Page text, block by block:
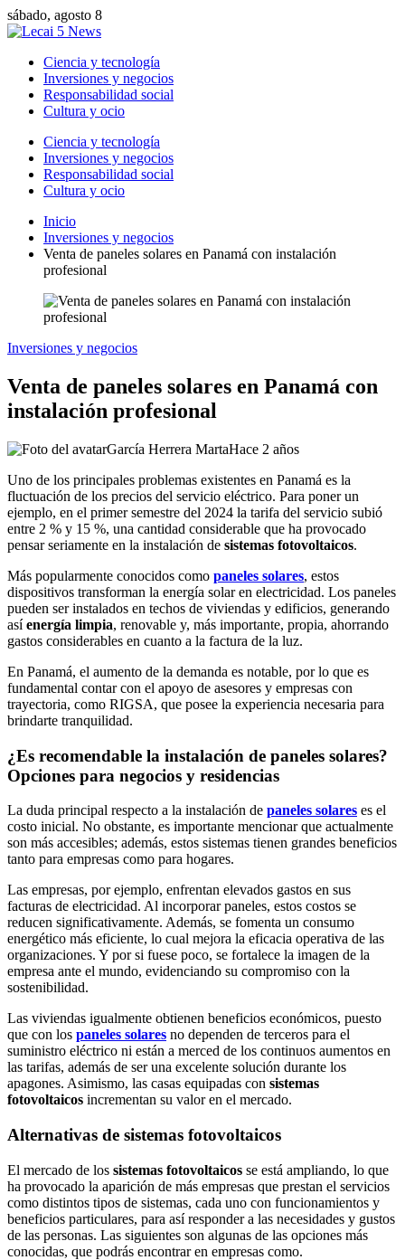
sábado, agosto 8
Ciencia y tecnología
Inversiones y negocios
Responsabilidad social
Cultura y ocio
Ciencia y tecnología
Inversiones y negocios
Responsabilidad social
Cultura y ocio
Inicio
Inversiones y negocios
Venta de paneles solares en Panamá con instalación
profesional
Inversiones y negocios
Venta de paneles solares en Panamá con
instalación profesional
García Herrera MartaHace 2 años
Uno de los principales problemas existentes en Panamá es la
fluctuación de los precios del servicio eléctrico. Para poner un
ejemplo, en el primer semestre del 2024 la tarifa del servicio subió
entre 2 % y 15 %, una cantidad considerable que ha provocado
pensar seriamente en la instalación de sistemas fotovoltaicos.
Más popularmente conocidos como paneles solares, estos
dispositivos transforman la energía solar en electricidad. Los paneles
pueden ser instalados en techos de viviendas y edificios, generando
asíenergía limpia, renovable y, más importante, propia, ahorrando
gastos considerables en cuanto a la factura de la luz.
En Panamá, el aumento de la demanda es notable, por lo que es
fundamental contar con el apoyo de asesores y empresas con
trayectoria, como RIGSA, que posee la experiencia necesaria para
brindarte tranquilidad.
¿Es recomendable la instalación de paneles solares?
Opciones para negocios y residencias
La duda principal respecto a la instalación de paneles solares es el
costo inicial. No obstante, es importante mencionar que actualmente
son más accesibles; además, estos sistemas tienen grandes beneficios
tanto para empresas como para hogares.
Las empresas, por ejemplo, enfrentan elevados gastos en sus
facturas de electricidad. Al incorporar paneles, estos costos se
reducen significativamente. Además, se fomenta un consumo
energético más eficiente, lo cual mejora la eficacia operativa de las
organizaciones. Y por si fuese poco, se fortalece la imagen de la
empresa ante el mundo, evidenciando su compromiso con la
sostenibilidad.
Las viviendas igualmente obtienen beneficios económicos, puesto
que con los paneles solares no dependen de terceros para el
suministro eléctrico ni están a merced de los continuos aumentos en
las tarifas, además de ser una excelente solución durante los
apagones. Asimismo, las casas equipadas con sistemas
fotovoltaicos incrementan su valor en el mercado.
Alternativas de sistemas fotovoltaicos
El mercado de los sistemas fotovoltaicos se está ampliando, lo que
ha provocado la aparición de más empresas que prestan el servicios
como distintos tipos de sistemas, cada uno con funcionamientos y
beneficios particulares, para así responder a las necesidades y gustos
de las personas. Las siguientes son algunas de las opciones más
conocidas, que podrás encontrar en empresas como.